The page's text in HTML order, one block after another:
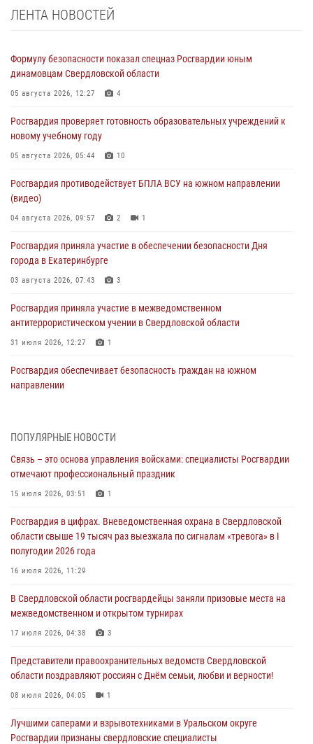
ЛЕНТА НОВОСТЕЙ
Формулу безопасности показал спецназ Росгвардии юным
динамовцам Свердловской области
05 августа 2026, 12:27 4
Росгвардия проверяет готовность образовательных учреждений к
новому учебному году
05 августа 2026, 05:44 10
Росгвардия противодействует БПЛА ВСУ на южном направлении
(видео)
04 августа 2026, 09:57 2 1
Росгвардия приняла участие в обеспечении безопасности Дня
города в Екатеринбурге
03 августа 2026, 07:43 3
Росгвардия приняла участие в межведомственном
антитеррористическом учении в Свердловской области
31 июля 2026, 12:27 1
Росгвардия обеспечивает безопасность граждан на южном
направлении
Представитель Управления Росгвардии по Свердловской области
«Телекон»
30 июля 2026, 11:33
спартакиады «Динамо» памяти погибшего офицера милиции
Православные священники поддержали росгвардейцев в зоне СВО
Свердловские росгвардейцы завоевали медали на окружном
чемпионате по комплексному единоборству
ПОПУЛЯРНЫЕ НОВОСТИ
Связь – это основа управления войсками: специалисты Росгвардии
отмечают профессиональный праздник
15 июля 2026, 03:51 1
Росгвардия в цифрах. Вневедомственная охрана в Свердловской
области свыше 19 тысяч раз выезжала по сигналам «тревога» в I
полугодии 2026 года
16 июля 2026, 11:29
В Свердловской области росгвардейцы заняли призовые места на
межведомственном и открытом турнирах
17 июля 2026, 04:38 3
Представители правоохранительных ведомств Свердловской
области поздравляют россиян с Днём семьи, любви и верности!
08 июля 2026, 04:05 1
Лучшими саперами и взрывотехниками в Уральском округе
Росгвардии признаны свердловские специалисты